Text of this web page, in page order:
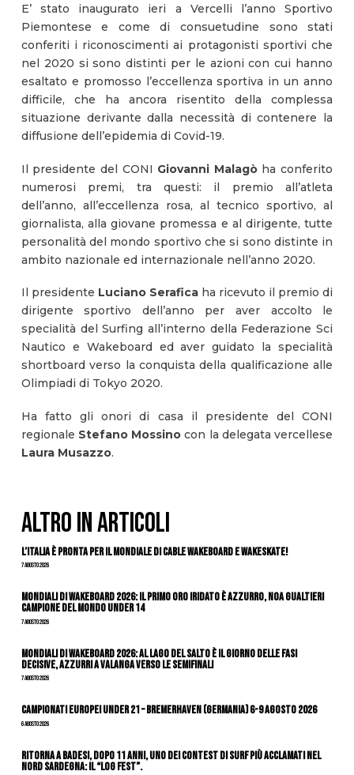
E’ stato inaugurato ieri a Vercelli l’anno Sportivo
Piemontese e come di consuetudine sono stati
conferiti i riconoscimenti ai protagonisti sportivi che
nel 2020 si sono distinti per le azioni con cui hanno
esaltato e promosso l’eccellenza sportiva in un anno
difficile, che ha ancora risentito della complessa
situazione derivante dalla necessità di contenere la
diffusione dell’epidemia di Covid-19.
Il presidente del CONI Giovanni Malagòha conferito
numerosi premi, tra questi: il premio all’atleta
dell’anno, all’eccellenza rosa, al tecnico sportivo, al
giornalista, alla giovane promessa e al dirigente, tutte
personalità del mondo sportivo che si sono distinte in
ambito nazionale ed internazionale nell’anno 2020.
Il presidente Luciano Seraficaha ricevuto il premio di
dirigente sportivo dell’anno per aver accolto le
specialità del Surfing all’interno della Federazione Sci
Nautico e Wakeboard ed aver guidato la specialità
shortboard verso la conquista della qualificazione alle
Olimpiadi di Tokyo 2020.
Ha fatto gli onori di casa il presidente del CONI
regionale Stefano Mossino con la delegata vercellese
Laura Musazzo.
ALTRO IN ARTICOLI
L’Italia è pronta per il Mondiale di Cable Wakeboard e Wakeskate!
7 Agosto 2026
Mondiali di Wakeboard 2026: il primo oro iridato è azzurro, Noa Gualtieri
campione del mondo Under 14
7 Agosto 2026
Mondiali di Wakeboard 2026: al Lago del Salto è il giorno delle fasi
decisive, azzurri a valanga verso le semifinali
7 Agosto 2026
Campionati Europei Under 21 – Bremerhaven (Germania) 6-9 agosto 2026
6 Agosto 2026
Ritorna a Badesi, dopo 11 anni, uno dei contest di surf più acclamati nel
nord Sardegna: il “Log Fest”.